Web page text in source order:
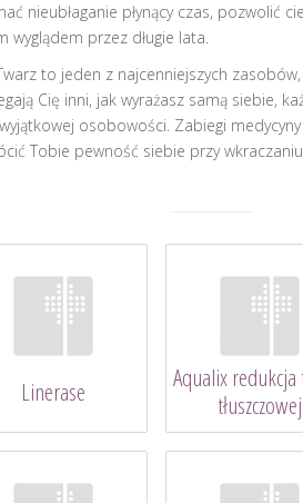
nieubłaganie płynący czas, pozwolić
wyglądem przez długie lata.
to jeden z najcenniejszych
Cię inni, jak wyrażasz samą siebie,
osobowości. Zabiegi
Tobie pewność siebie przy
Linerase
Aqualix
tłuszczowej